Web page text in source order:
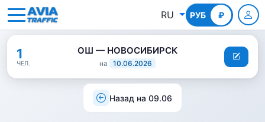
RU РУБ ₽
КГС
1
ЧЕЛ.
ОШ — НОВОСИБИРСК
на 10.06.2026
Назад на 09.06